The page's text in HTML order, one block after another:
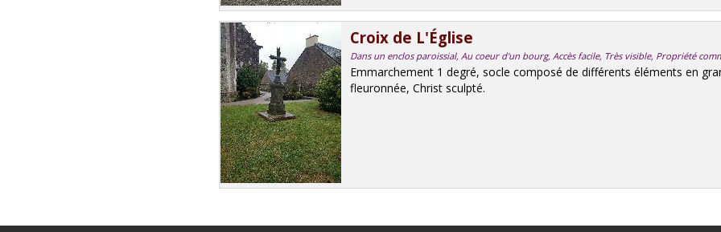
Croix de L'Église
Dans un enclos paroissial, Au coeur d'un bourg, Accès facile, Très visible, Propriété
Emmarchement 1 degré, socle composé de différents éléments en
fleuronnée, Christ sculpté.